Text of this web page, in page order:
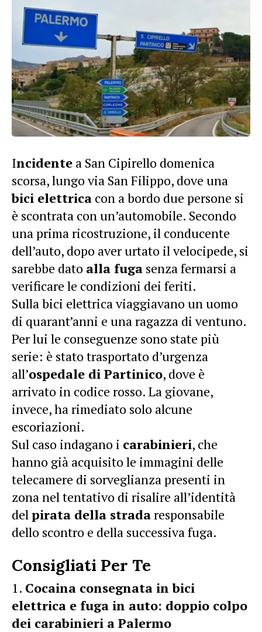
Incidente a San Cipirello domenica
scorsa, lungo via San Filippo, dove una
bici elettrica con a bordo due persone si
è scontrata con un’automobile. Secondo
una prima ricostruzione, il conducente
dell’auto, dopo aver urtato il velocipede, si
sarebbe dato alla fuga senza fermarsi a
verificare le condizioni dei feriti.
Sulla bici elettrica viaggiavano un uomo
di quarant’anni e una ragazza di ventuno.
Per lui le conseguenze sono state più
serie: è stato trasportato d’urgenza
all’ospedale di Partinico, dove è
arrivato in codice rosso. La giovane,
invece, ha rimediato solo alcune
escoriazioni.
Sul caso indagano i carabinieri, che
hanno già acquisito le immagini delle
telecamere di sorveglianza presenti in
zona nel tentativo di risalire all’identità
delpirata della stradaresponsabile
dello scontro e della successiva fuga.
Consigliati Per Te
Cocaina consegnata in bici
elettrica e fuga in auto: doppio colpo
dei carabinieri a Palermo